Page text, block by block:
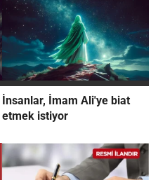
İnsanlar, İmam Ali'ye biat
etmek istiyor